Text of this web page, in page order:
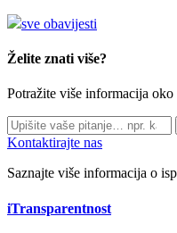
sve obavijesti
Želite znati više?
Potražite više informacija
Kontaktirajte nas
Saznajte više informacija o
iTransparentnost